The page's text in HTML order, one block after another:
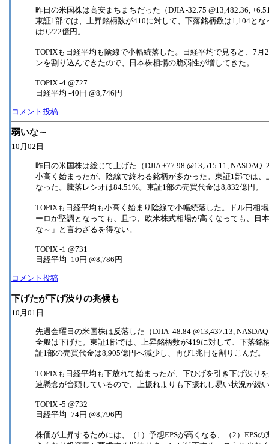
昨日の米国株は高安まちまちだった（DJIA -32.75 @13,482.36,
東証1部では、上昇銘柄数が410に対して、下落銘柄数は1,104と
は9,222億円。
TOPIXも日経平均も陰線で小幅続落した。日経平均で見ると、7
ンを割り込んできたので、日本株相場の脆弱性が増してきた。
TOPIX -4 @727
日経平均 -40円 @8,746円
コメント投稿
弱いな～
10月02日
昨日の米国株は総じて上げた（DJIA +77.98 @13,515.11, NASDAQ
小高く始まったが、陰線で終わる銘柄が多かった。東証1部では
なった。騰落レシオは84.51%。東証1部の売買代金は8,832億円。
TOPIXも日経平均も小高く始まり陰線で小幅続落した。ドル円相
ーロが堅調となっても、且つ、欧米株式相場が高くなっても、日
な～」と言わざるを得ない。
TOPIX -1 @731
日経平均 -10円 @8,786円
コメント投稿
下げたが下げ渋りの兆候も
10月01日
先週金曜日の米国株は反落した（DJIA -48.84 @13,437.13,
全般は下げた。東証1部では、上昇銘柄数が419に対して、下落銘
証1部の売買代金は8,905億円へ減少し、再び1兆円を割りこんだ。
TOPIXも日経平均も下放れて始まったが、下ひげを引き下げ渋り
速懸念が台頭しているので、上振れよりも下振れし易い状況が続
TOPIX -5 @732
日経平均 -74円 @8,796円
株価が上昇するためには、（1）予想EPSが高くなる、（2）EPS